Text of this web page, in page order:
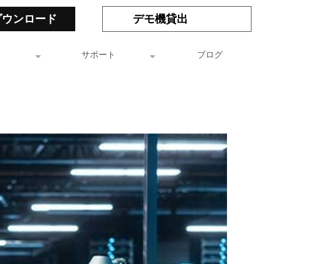
ンロード デモ機貸出
サポート ブログ